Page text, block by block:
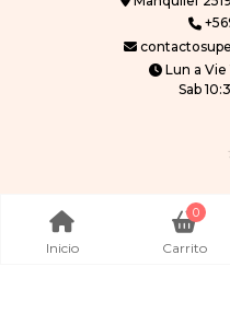
Lun a Vie
Sab
Inicio
0
Carrito